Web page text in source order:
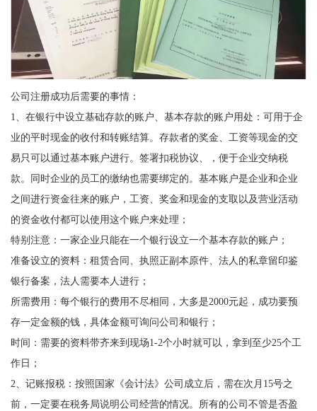
公司注册成功后需要的事情：
1、在银行中设立基础存款的账户、基本存款的账户用处：可用于企
业的平时现金的收付和转账结算。存款者的奖金、工资等现金的交
易只可以通过基本账户进行。签署扣税协议、，便于企业交纳税
款。同时企业的员工的缴纳也需要绑定的。基本账户是企业和企业
之间进行资金往来的账户，工资、奖金和现金的支取以及营业活动
的资金收付都可以使用这个账户来处理；
特别注意：一家企业只能在一个银行设立一个基本存款的账户；
准备设立的资料：租赁合同、执照正副本原件、法人的私章留印鉴
银行备案，法人需要本人进行；
所需费用：每个银行的费用不尽相同，大多是2000元起，成功要预
存一定金额的钱，具体金额可询问公司和银行；
时间：需要的资料带齐来到现场1-2个小时就可以，拿到至少25个工
作日；
2、记账报税：按照国家《会计法》公司成立后，需在次月15号之
前，一定要在税务局说明公司经营的情况。所有的公司不管是否盈